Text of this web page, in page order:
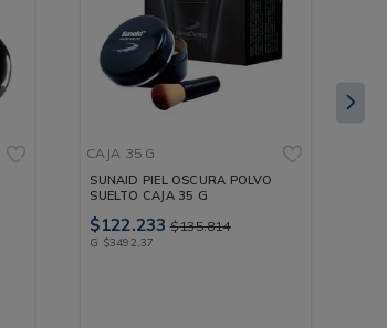
CAJA 35 G
SUNAID PIEL OSCURA POLVO
SUELTO CAJA 35 G
$122.233 $135.814
G $3492,37